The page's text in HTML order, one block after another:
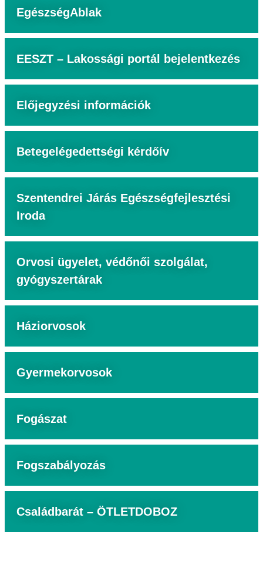
EgészségAblak
EESZT – Lakossági portál bejelentkezés
Előjegyzési információk
Betegelégedettségi kérdőív
Szentendrei Járás Egészségfejlesztési
Iroda
Orvosi ügyelet, védőnői szolgálat,
gyógyszertárak
Háziorvosok
Gyermekorvosok
Fogászat
Fogszabályozás
Családbarát – ÖTLETDOBOZ